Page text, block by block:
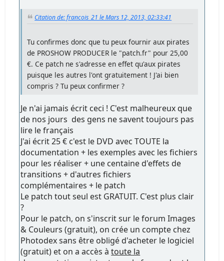
Citation de: francois_21 le Mars 12, 2013, 02:33:41
Tu confirmes donc que tu peux fournir aux pirates
de PROSHOW PRODUCER le "patch.fr" pour 25,00
€. Ce patch ne s'adresse en effet qu'aux pirates
puisque les autres l'ont gratuitement ! J'ai bien
compris ? Tu peux confirmer ?
Je n'ai jamais écrit ceci ! C'est malheureux que
de nos jours des gens ne savent toujours pas
lire le français
J'ai écrit 25 € c'est le DVD avec TOUTE la
documentation + les exemples avec les fichiers
pour les réaliser + une centaine d'effets de
transitions + d'autres fichiers
complémentaires + le patch
Le patch tout seul est GRATUIT. C'est plus clair
?
Pour le patch, on s'inscrit sur le forum Images
& Couleurs (gratuit), on crée un compte chez
Photodex sans être obligé d'acheter le logiciel
(gratuit) et on a accès àtoute la